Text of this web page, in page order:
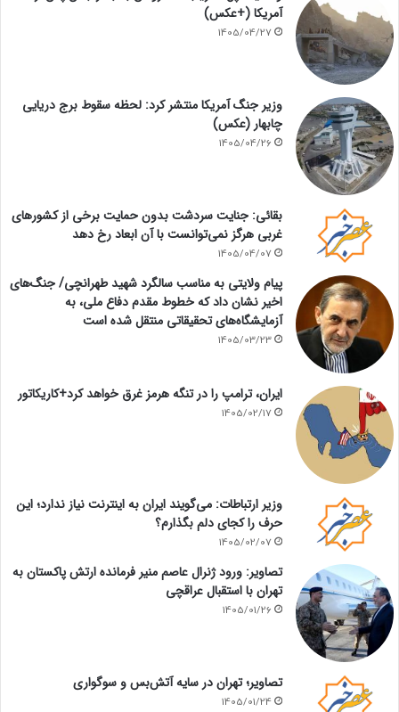
آمریکا (+عکس)
1405/04/27
وزیر جنگ آمریکا منتشر کرد: لحظه سقوط برج دریایی
چابهار (عکس)
1405/04/26
بقائی: جنایت سردشت بدون حمایت برخی از کشورهای
غربی هرگز نمی‌توانست با آن ابعاد رخ دهد
1405/04/07
پیام ولایتی به مناسب سالگرد شهید طهرانچی/ جنگ‌های
اخیر نشان داد که خطوط مقدم دفاع ملی، به
آزمایشگاه‌های تحقیقاتی منتقل شده است
1405/03/23
ایران، ترامپ را در تنگه هرمز غرق خواهد کرد+کاریکاتور
1405/02/17
وزیر ارتباطات: می‌گویند ایران به اینترنت نیاز ندارد؛ این
حرف را کجای دلم بگذارم؟
1405/02/07
تصاویر: ورود ژنرال عاصم منیر فرمانده ارتش پاکستان به
تهران با استقبال عراقچی
1405/01/26
تصاویر؛ تهران در سایه آتش‌بس و سوگواری
1405/01/24